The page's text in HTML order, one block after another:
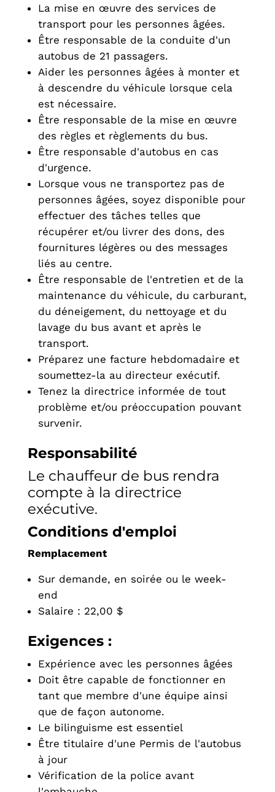
La mise en œuvre des services de
transport pour les personnes âgées.
Être responsable de la conduite d'un
autobus de 21 passagers.
Aider les personnes âgées à monter et
à descendre du véhicule lorsque cela
est nécessaire.
Être responsable de la mise en œuvre
des règles et règlements du bus.
Être responsable d'autobus en cas
d'urgence.
Lorsque vous ne transportez pas de
personnes âgées, soyez disponible pour
effectuer des tâches telles que
récupérer et/ou livrer des dons, des
fournitures légères ou des messages
liés au centre.
Être responsable de l'entretien et de la
maintenance du véhicule, du carburant,
du déneigement, du nettoyage et du
lavage du bus avant et après le
transport.
Préparez une facture hebdomadaire et
soumettez-la au directeur exécutif.
Tenez la directrice informée de tout
problème et/ou préoccupation pouvant
survenir.
Responsabilité
Le chauffeur de bus rendra
compte à la directrice
exécutive.
Conditions d'emploi
Remplacement
Sur demande, en soirée ou le week-
end
Salaire : 22,00 $
Exigences :
Expérience avec les personnes âgées
Doit être capable de fonctionner en
tant que membre d'une équipe ainsi
que de façon autonome.
Le bilinguisme est essentiel
Être titulaire d'une Permis de l'autobus
à jour
Vérification de la police avant